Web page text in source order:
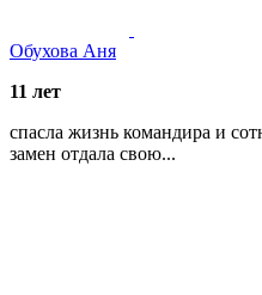
Обухова Аня
11 лет
спасла жизнь командира и
замен отдала свою...